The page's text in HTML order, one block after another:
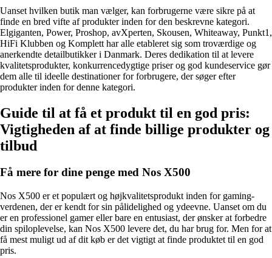
Uanset hvilken butik man vælger, kan forbrugerne være sikre på at
finde en bred vifte af produkter inden for den beskrevne kategori.
Elgiganten, Power, Proshop, avXperten, Skousen, Whiteaway, Punkt1,
HiFi Klubben og Komplett har alle etableret sig som troværdige og
anerkendte detailbutikker i Danmark. Deres dedikation til at levere
kvalitetsprodukter, konkurrencedygtige priser og god kundeservice gør
dem alle til ideelle destinationer for forbrugere, der søger efter
produkter inden for denne kategori.
Guide til at få et produkt til en god pris:
Vigtigheden af at finde billige produkter og
tilbud
Få mere for dine penge med Nos X500
Nos X500 er et populært og højkvalitetsprodukt inden for gaming-
verdenen, der er kendt for sin pålidelighed og ydeevne. Uanset om du
er en professionel gamer eller bare en entusiast, der ønsker at forbedre
din spiloplevelse, kan Nos X500 levere det, du har brug for. Men for at
få mest muligt ud af dit køb er det vigtigt at finde produktet til en god
pris.